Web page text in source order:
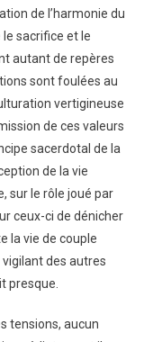
de l’harmonie du
sacrifice et le
autant de repères
sont foulées au
vertigineuse
de ces valeurs
sacerdotal de la
de la vie
sur le rôle joué par
ceux-ci de dénicher
la vie de couple
des autres
presque.
tensions, aucun